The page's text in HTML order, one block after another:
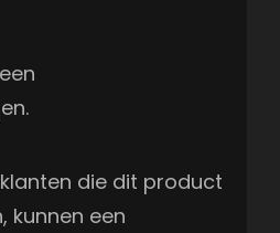
die dit product
kunnen een